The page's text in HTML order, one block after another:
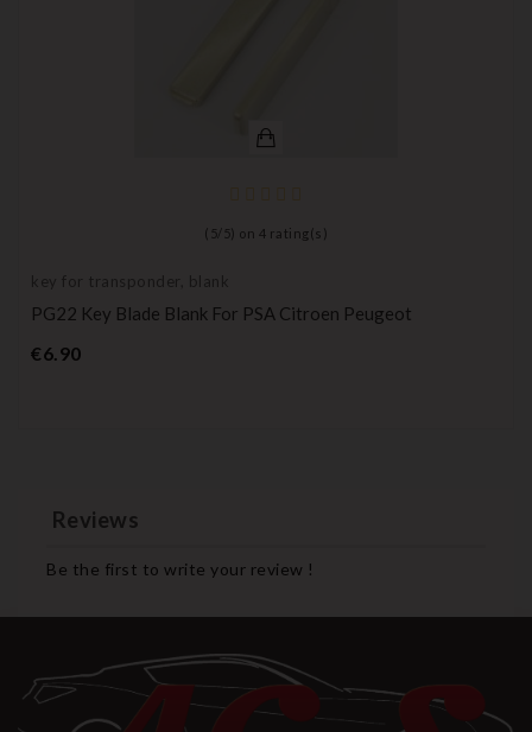
( 5/ 5) on 4 rating(s)
key for transponder, blank
PG22 Key Blade Blank For PSA Citroen Peugeot
€6.90Price
Reviews
Be the first to write your review !